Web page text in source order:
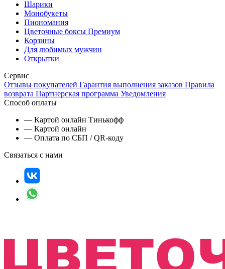
Шарики
Монобукеты
Пиономания
Цветочные боксы Премиум
Корзины
Для любимых мужчин
Открытки
Сервис
Отзывы покупателей Гарантия выполнения заказов Правила
возврата Партнерская программа Уведомления
Способ оплаты
— Картой онлайн Тинькофф
— Картой онлайн
— Оплата по СБП / QR-коду
Связаться с нами